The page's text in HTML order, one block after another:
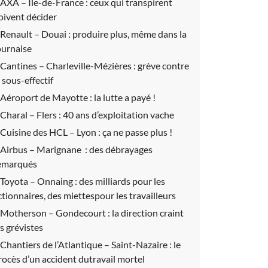
décider
Renault – Douai : produire plus, même dans la
Cantines – Charleville-Mézières : grève contre
sous-effectif
Aéroport de Mayotte : la lutte a payé !
Charal – Flers : 40 ans d’exploitation vache
Cuisine des HCL – Lyon : ça ne passe plus !
Airbus – Marignane : des débrayages
Toyota – Onnaing : des milliards pour les
des miettespour les travailleurs
Motherson – Gondecourt : la direction craint
grévistes
Chantiers de l’Atlantique – Saint-Nazaire : le
d’un accident dutravail mortel